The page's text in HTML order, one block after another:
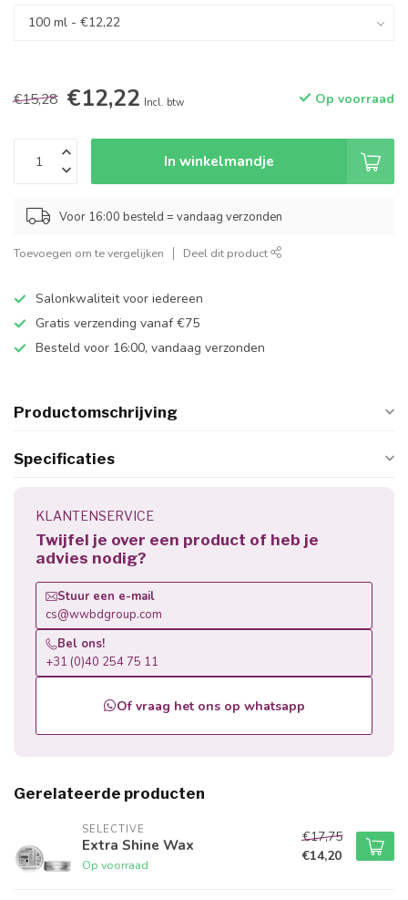
€15,28 €12,22 Incl. btw Op voorraad
In winkelmandje
Voor 16:00 besteld = vandaag verzonden
Toevoegen om te vergelijken Deel dit product
Salonkwaliteit voor iedereen
Gratis verzending vanaf €75
Besteld voor 16:00, vandaag verzonden
Productomschrijving
Specificaties
KLANTENSERVICE
Twijfel je over een product of heb je
advies nodig?
Stuur een e-mail
cs@wwbdgroup.com
Bel ons!
+31 (0)40 254 75 11
Of vraag het ons op whatsapp
Gerelateerde producten
SELECTIVE
Extra Shine Wax
Op voorraad
€17,75
€14,20